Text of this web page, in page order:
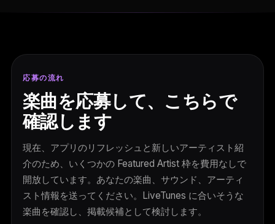
応募の流れ
楽曲を応募して、こちらで
確認します
現在、アプリのリフレッシュと新しいアーティスト紹
介のため、いくつかの Featured Artist 枠を費用なしで
開放しています。あなたの楽曲、サウンド、アーティ
スト情報を送ってください。LiveTunes に合いそうな
楽曲を確認し、掲載候補として検討します。